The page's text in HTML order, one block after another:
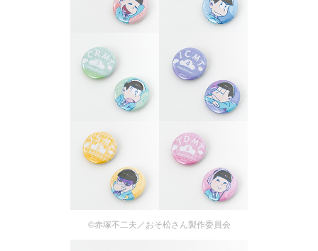
©赤塚不二夫／おそ松さん製作委員会